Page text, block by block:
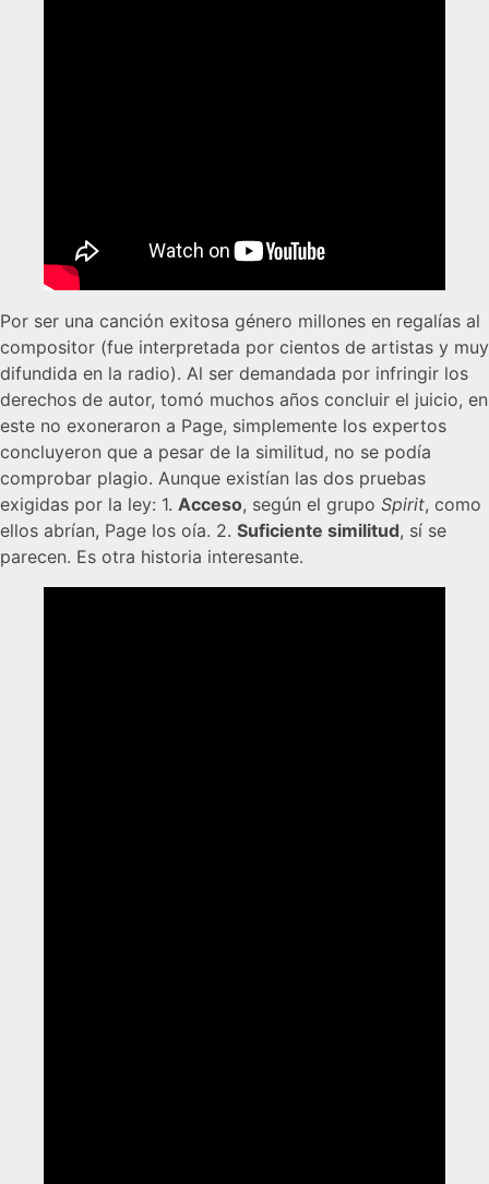
Por ser una canción exitosa género millones en regalías al
compositor (fue interpretada por cientos de artistas y muy
difundida en la radio). Al ser demandada por infringir los
derechos de autor, tomó muchos años concluir el juicio, en
este no exoneraron a Page, simplemente los expertos
concluyeron que a pesar de la similitud, no se podía
comprobar plagio. Aunque existían las dos pruebas
exigidas por la ley: 1. Acceso, según el grupo Spirit, como
ellos abrían, Page los oía. 2. Suficiente similitud, sí se
parecen. Es otra historia interesante.